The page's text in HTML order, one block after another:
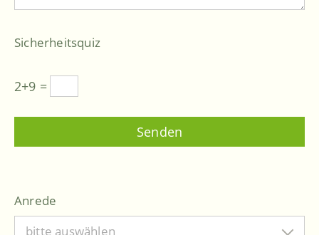
Sicherheitsquiz
2+9 =
Anrede
bitte auswählen